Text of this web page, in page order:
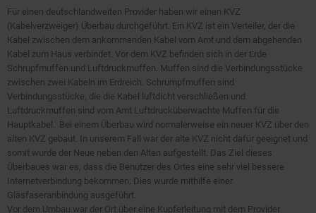
Für einen deutschlandweiten Provider haben wir einen KVZ
(Kabelverzweiger) Überbau durchgeführt. Ein KVZ ist ein Verteiler, der die
Kabel zwischen dem ankommenden Kabel vom Amt und dem abgehenden
Kabel zum Haus verbindet. Vor dem KVZ befinden sich in der Erde
Schrupfmuffen und Luftdruckmuffen. Muffen sind die Verbindungsstücke
zwischen zwei Kabeln im Erdreich. Schrumpfmuffen sind
Verbindungsstücke, die die Kabel luftdicht verschließen und
Luftdruckmuffen sind vom Amt Luftdrucküberwachte Muffen für die
Hauptkabel. Bei einem Überbau wird normalerweise ein neuer KVZ über den
alten KVZ gebaut. In unserem Fall war der alte KVZ nicht dafür geeignet und
somit wurde der Neue neben den Alten aufgestellt. Das Ziel dieses
Überbaues war es, dass die Benutzer des Ortes eine sehr viel bessere
Internetverbindung bekommen. Dies wurde mithilfe einer
Glasfaseranbindung ausgeführt.
Vor dem Umbau war der Ort über eine Kupferleitung mit dem Provider